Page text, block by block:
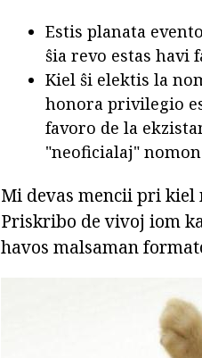
Estis planata
ŝia revo estas havi
Kiel ŝi elektis la
honora privilegio
favoro de la
"neoficialaj"
Mi devas mencii pri kiel
Priskribo de vivoj iom
havos malsaman